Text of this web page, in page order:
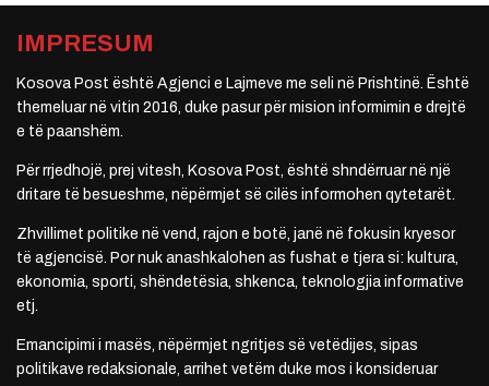
IMPRESUM
Kosova Post është Agjenci e Lajmeve me seli në Prishtinë. Është
themeluar në vitin 2016, duke pasur për mision informimin e drejtë
e të paanshëm.
Për rrjedhojë, prej vitesh, Kosova Post, është shndërruar në një
dritare të besueshme, nëpërmjet së cilës informohen qytetarët.
Zhvillimet politike në vend, rajon e botë, janë në fokusin kryesor
të agjencisë. Por nuk anashkalohen as fushat e tjera si: kultura,
ekonomia, sporti, shëndetësia, shkenca, teknologjia informative
etj.
Emancipimi i masës, nëpërmjet ngritjes së vetëdijes, sipas
politikave redaksionale, arrihet vetëm duke mos i konsideruar